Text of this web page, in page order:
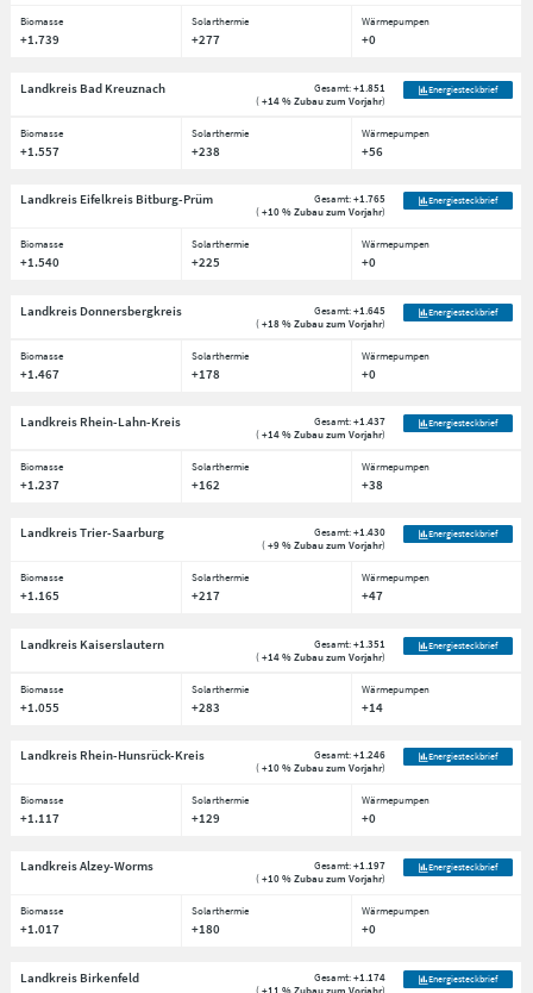
Biomasse Solarthermie Wärmepumpen
+1.739 +277 +0
Landkreis Bad Kreuznach Gesamt:+1.851
(+14 % Zubau zum Vorjahr)
Energiesteckbrief
Biomasse Solarthermie Wärmepumpen
+1.557 +238 +56
Landkreis Eifelkreis Bitburg-Prüm Gesamt:+1.765
(+10 % Zubau zum Vorjahr)
Energiesteckbrief
Biomasse Solarthermie Wärmepumpen
+1.540 +225 +0
Landkreis Donnersbergkreis Gesamt:+1.645
(+18 % Zubau zum Vorjahr)
Energiesteckbrief
Biomasse Solarthermie Wärmepumpen
+1.467 +178 +0
Landkreis Rhein-Lahn-Kreis Gesamt:+1.437
(+14 % Zubau zum Vorjahr)
Energiesteckbrief
Biomasse Solarthermie Wärmepumpen
+1.237 +162 +38
Landkreis Trier-Saarburg Gesamt:+1.430
(+9 % Zubau zum Vorjahr)
Energiesteckbrief
Biomasse Solarthermie Wärmepumpen
+1.165 +217 +47
Landkreis Kaiserslautern Gesamt:+1.351
(+14 % Zubau zum Vorjahr)
Energiesteckbrief
Biomasse Solarthermie Wärmepumpen
+1.055 +283 +14
Landkreis Rhein-Hunsrück-Kreis Gesamt:+1.246
(+10 % Zubau zum Vorjahr)
Energiesteckbrief
Biomasse Solarthermie Wärmepumpen
+1.117 +129 +0
Landkreis Alzey-Worms Gesamt:+1.197
(+10 % Zubau zum Vorjahr)
Energiesteckbrief
Biomasse Solarthermie Wärmepumpen
+1.017 +180 +0
Landkreis Birkenfeld Gesamt:+1.174
(+11 % Zubau zum Vorjahr)
Energiesteckbrief